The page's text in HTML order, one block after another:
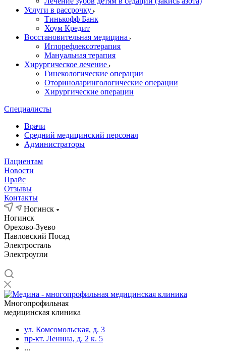
Услуги в рассрочку
Тинькофф Банк
Хоум Кредит
Восстановительная медицина
Иглорефлексотерапия
Мануальная терапия
Хирургическое лечение
Гинекологические операции
Оториноларингологические операции
Хирургические операции
Специалисты
Врачи
Средний медицинский персонал
Администраторы
Пациентам
Новости
Прайс
Отзывы
Контакты
Ногинск
Ногинск
Орехово-Зуево
Павловский Посад
Электросталь
Электроугли
Многопрофильная
медицинская клиника
ул. Комсомольская, д. 3
пр-кт. Ленина, д. 2 к. 5
...